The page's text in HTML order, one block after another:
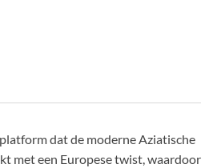
dat de moderne Aziatische
met een Europese twist, waardoor